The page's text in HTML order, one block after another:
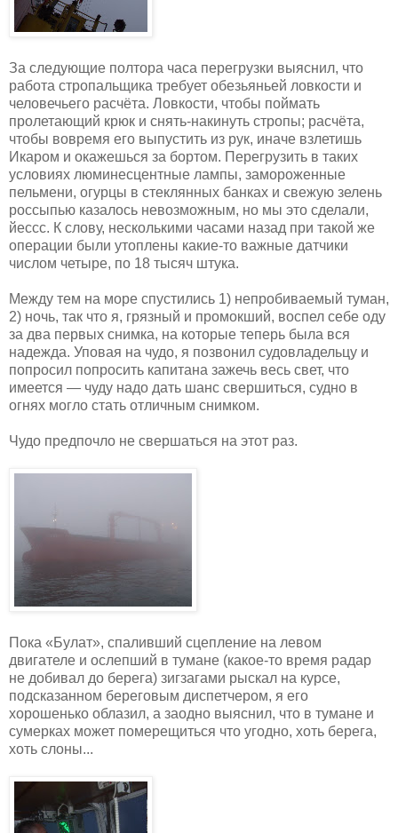
За следующие полтора часа перегрузки выяснил, что
работа стропальщика требует обезьяньей ловкости и
человечьего расчёта. Ловкости, чтобы поймать
пролетающий крюк и снять-накинуть стропы; расчёта,
чтобы вовремя его выпустить из рук, иначе взлетишь
Икаром и окажешься за бортом. Перегрузить в таких
условиях люминесцентные лампы, замороженные
пельмени, огурцы в стеклянных банках и свежую зелень
россыпью казалось невозможным, но мы это сделали,
йессс. К слову, несколькими часами назад при такой же
операции были утоплены какие-то важные датчики
числом четыре, по 18 тысяч штука.
Между тем на море спустились 1) непробиваемый туман,
2) ночь, так что я, грязный и промокший, воспел себе оду
за два первых снимка, на которые теперь была вся
надежда. Уповая на чудо, я позвонил судовладельцу и
попросил попросить капитана зажечь весь свет, что
имеется — чуду надо дать шанс свершиться, судно в
огнях могло стать отличным снимком.
Чудо предпочло не свершаться на этот раз.
Пока «Булат», спаливший сцепление на левом
двигателе и ослепший в тумане (какое-то время радар
не добивал до берега) зигзагами рыскал на курсе,
подсказанном береговым диспетчером, я его
хорошенько облазил, а заодно выяснил, что в тумане и
сумерках может померещиться что угодно, хоть берега,
хоть слоны...